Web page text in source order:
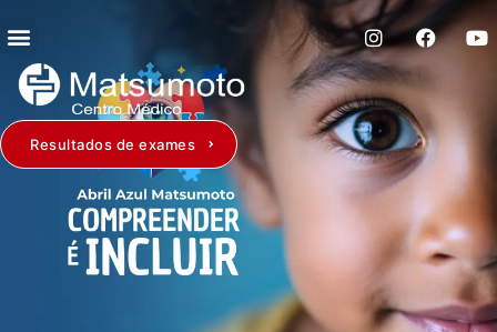
Resultados de exames